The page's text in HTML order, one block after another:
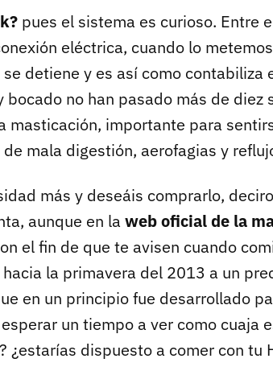
pues el sistema es curioso. Entre
eléctrica, cuando lo
detiene y es así como contabiliza
no han pasado más de diez
masticación, importante para
mala digestión, aerofagias y
más y deseáis comprarlo,
aunque en la web oficial de la
el fin de que te avisen cuando
la primavera del 2013 a un
en un principio fue desarrollado
un tiempo a ver como cuaja
¿estarías dispuesto a comer con tu